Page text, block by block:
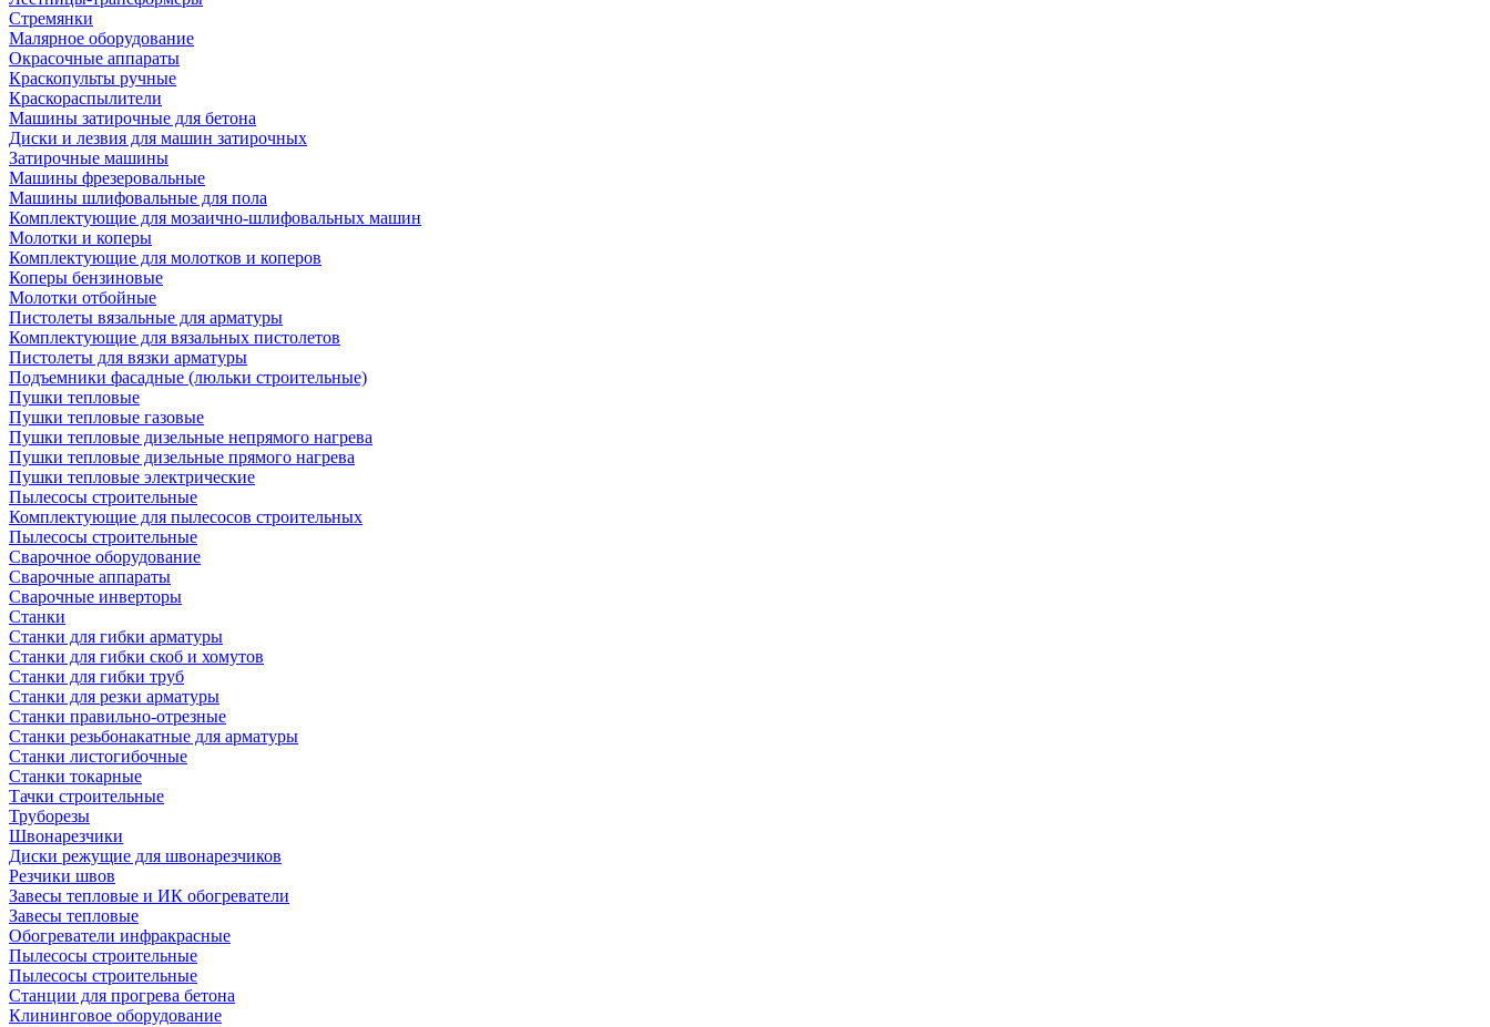
Стремянки
Малярное оборудование
Окрасочные аппараты
Краскопульты ручные
Краскораспылители
Машины затирочные для бетона
Диски и лезвия для машин затирочных
Затирочные машины
Машины фрезеровальные
Машины шлифовальные для пола
Комплектующие для мозаично-шлифовальных машин
Молотки и коперы
Комплектующие для молотков и коперов
Коперы бензиновые
Молотки отбойные
Пистолеты вязальные для арматуры
Комплектующие для вязальных пистолетов
Пистолеты для вязки арматуры
Подъемники фасадные (люльки строительные)
Пушки тепловые
Пушки тепловые газовые
Пушки тепловые дизельные непрямого нагрева
Пушки тепловые дизельные прямого нагрева
Пушки тепловые электрические
Пылесосы строительные
Комплектующие для пылесосов строительных
Пылесосы строительные
Сварочное оборудование
Сварочные аппараты
Сварочные инверторы
Станки
Станки для гибки арматуры
Станки для гибки скоб и хомутов
Станки для гибки труб
Станки для резки арматуры
Станки правильно-отрезные
Станки резьбонакатные для арматуры
Станки листогибочные
Станки токарные
Тачки строительные
Труборезы
Швонарезчики
Диски режущие для швонарезчиков
Резчики швов
Завесы тепловые и ИК обогреватели
Завесы тепловые
Обогреватели инфракрасные
Пылесосы строительные
Пылесосы строительные
Станции для прогрева бетона
Клининговое оборудование